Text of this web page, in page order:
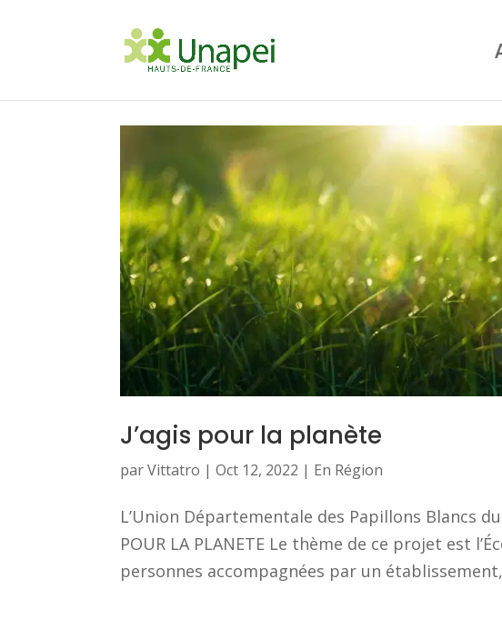
J’agis pour la planète
parVittatro | Oct 12, 2022 | En Région
L’Union Départementale des Papillons Blancs
POUR LA PLANETE Le thème de ce projet est
personnes accompagnées par un